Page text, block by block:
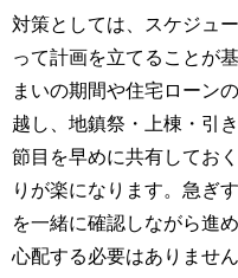
対策としては、スケジュ
って計画を立てることが
まいの期間や住宅ローン
越し、地鎮祭・上棟・引
節目を早めに共有してお
りが楽になります。急ぎ
を一緒に確認しながら進
心配する必要はありません